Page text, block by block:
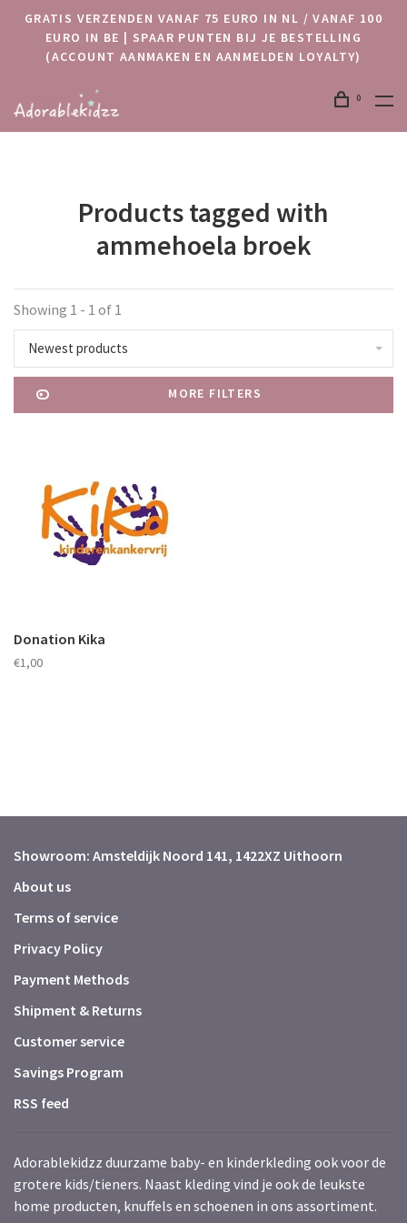
GRATIS VERZENDEN VANAF 75 EURO IN NL / VANAF 100
EURO IN BE | SPAAR PUNTEN BIJ JE BESTELLING
(ACCOUNT AANMAKEN EN AANMELDEN LOYALTY)
0
Products tagged with
ammehoela broek
Showing 1 - 1 of 1
Newest products
MORE FILTERS
Donation Kika
€1,00
Showroom: Amsteldijk Noord 141, 1422XZ Uithoorn
About us
Terms of service
Privacy Policy
Payment Methods
Shipment & Returns
Customer service
Savings Program
RSS feed
Adorablekidzz duurzame baby- en kinderkleding ook voor de
grotere kids/tieners. Naast kleding vind je ook de leukste
home producten, knuffels en schoenen in ons assortiment.